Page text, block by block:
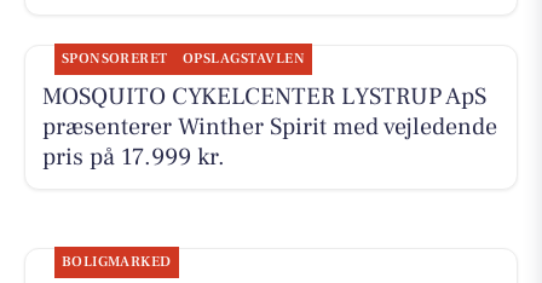
SPONSORERET OPSLAGSTAVLEN
MOSQUITO CYKELCENTER LYSTRUP ApS
præsenterer Winther Spirit med vejledende
pris på 17.999 kr.
BOLIGMARKED